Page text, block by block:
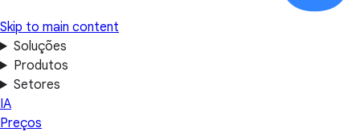
Skip to main content
Soluções
Produtos
Setores
IA
Preços